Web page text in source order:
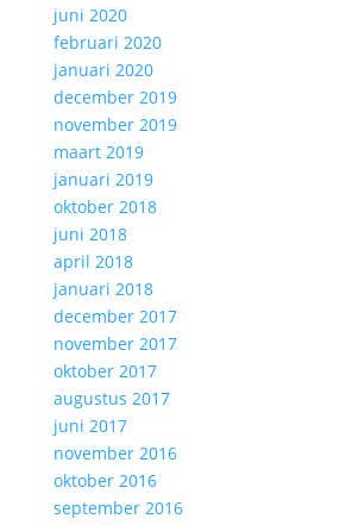
juni 2020
februari 2020
januari 2020
december 2019
november 2019
maart 2019
januari 2019
oktober 2018
juni 2018
april 2018
januari 2018
december 2017
november 2017
oktober 2017
augustus 2017
juni 2017
november 2016
oktober 2016
september 2016